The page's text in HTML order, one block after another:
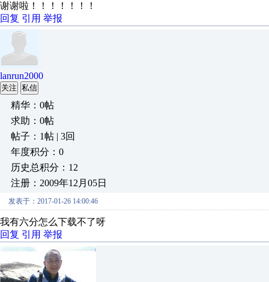
谢谢啦！！！！！！！
回复 引用 举报
lanrun2000
关注 私信
精华：0帖
求助：0帖
帖子：1帖 | 3回
年度积分：0
历史总积分：12
注册：2009年12月05日
发表于：2017-01-26 14:00:46
我有六分怎么下载不了呀
回复 引用 举报